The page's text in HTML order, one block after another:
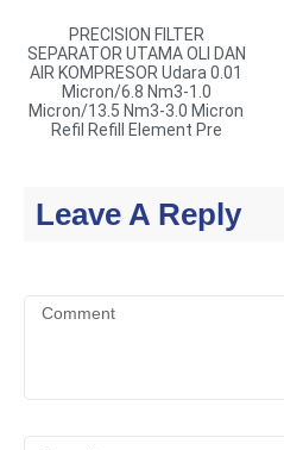
PRECISION FILTER
SEPARATOR UTAMA OLI DAN
AIR KOMPRESOR Udara 0.01
Micron/6.8 Nm3-1.0
Micron/13.5 Nm3-3.0 Micron
Refil Refill Element Pre
Leave A Reply